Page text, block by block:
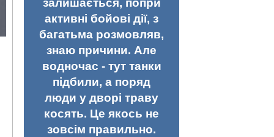
залишається, попри
активні бойові дії, з
багатьма розмовляв,
знаю причини. Але
водночас - тут танки
підбили, а поряд
люди у дворі траву
косять. Це якось не
зовсім правильно.